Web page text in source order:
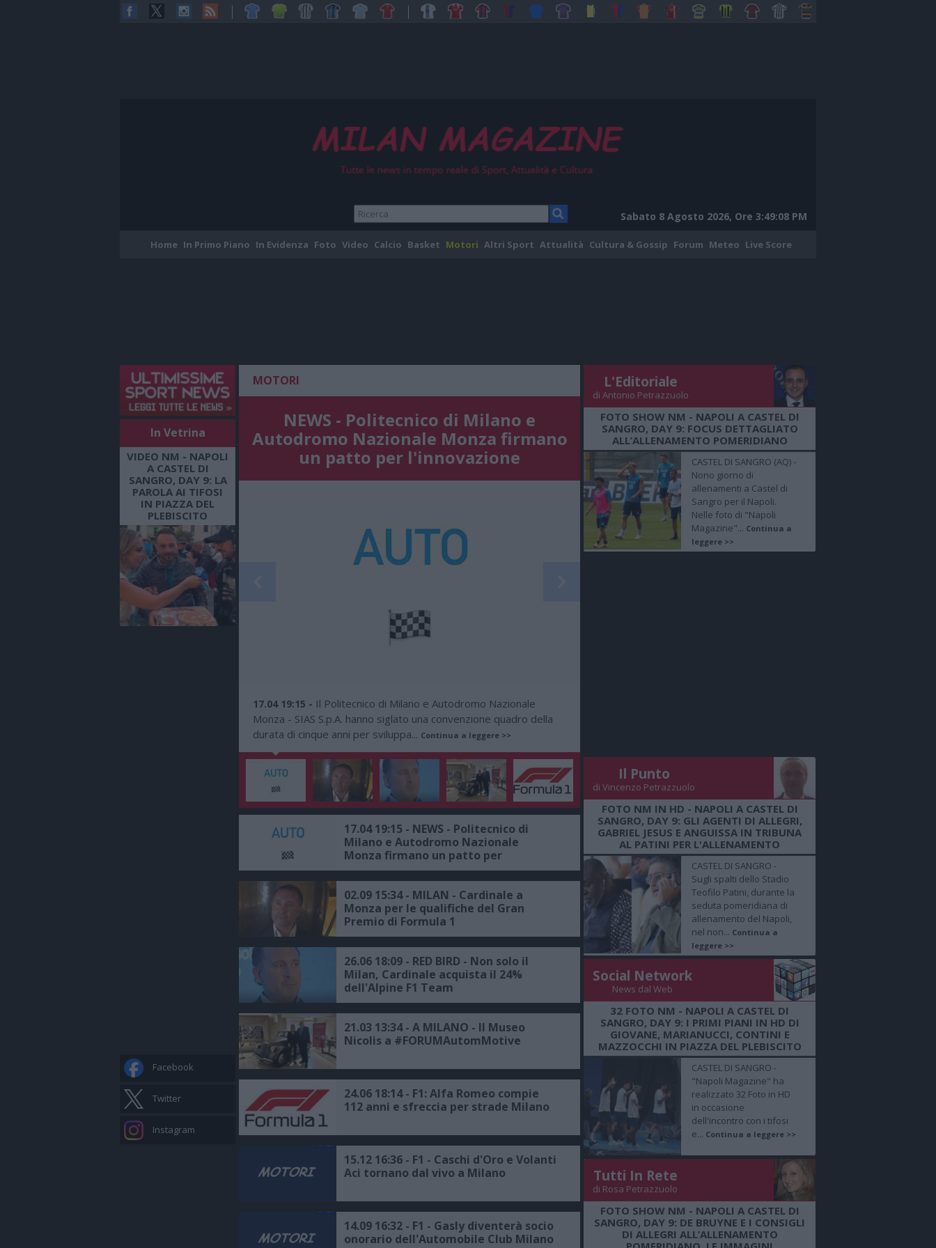
Sabato 8 Agosto 2026, Ore 3:49:09 PM
Home In Primo Piano In Evidenza Foto Video Calcio Basket Motori Altri Sport Attualità Cultura & Gossip Forum Meteo Live Score
In Vetrina
VIDEO NM - NAPOLI
A CASTEL DI
SANGRO, DAY 9: LA
PAROLA AI TIFOSI
IN PIAZZA DEL
PLEBISCITO
Facebook
Twitter
Instagram
MOTORI
NEWS - Politecnico di Milano e
Autodromo Nazionale Monza firmano
un patto per l'innovazione
17.04 19:15 - Il Politecnico di Milano e Autodromo Nazionale
Monza - SIAS S.p.A. hanno siglato una convenzione quadro della
durata di cinque anni per sviluppa... Continua a leggere >>
17.04 19:15 - NEWS - Politecnico di
Milano e Autodromo Nazionale
Monza firmano un patto per
l'innovazione
02.09 15:34 - MILAN - Cardinale a
Monza per le qualifiche del Gran
Premio di Formula 1
26.06 18:09 - RED BIRD - Non solo il
Milan, Cardinale acquista il 24%
dell'Alpine F1 Team
21.03 13:34 - A MILANO - Il Museo
Nicolis a #FORUMAutomMotive
24.06 18:14 - F1: Alfa Romeo compie
112 anni e sfreccia per strade Milano
15.12 16:36 - F1 - Caschi d'Oro e Volanti
Aci tornano dal vivo a Milano
14.09 16:32 - F1 - Gasly diventerà socio
onorario dell'Automobile Club Milano
L'Editoriale
di Antonio Petrazzuolo
FOTO SHOW NM - NAPOLI A CASTEL DI
SANGRO, DAY 9: FOCUS DETTAGLIATO
ALL’ALLENAMENTO POMERIDIANO
CASTEL DI SANGRO (AQ) -
Nono giorno di
allenamenti a Castel di
Sangro per il Napoli.
Nelle foto di "Napoli
Magazine"... Continua a
leggere >>
Il Punto
di Vincenzo Petrazzuolo
FOTO NM IN HD - NAPOLI A CASTEL DI
SANGRO, DAY 9: GLI AGENTI DI ALLEGRI,
GABRIEL JESUS E ANGUISSA IN TRIBUNA
AL PATINI PER L'ALLENAMENTO
CASTEL DI SANGRO -
Sugli spalti dello Stadio
Teofilo Patini, durante la
seduta pomeridiana di
allenamento del Napoli,
nel non... Continua a
leggere >>
Social Network
News dal Web
32 FOTO NM - NAPOLI A CASTEL DI
SANGRO, DAY 9: I PRIMI PIANI IN HD DI
GIOVANE, MARIANUCCI, CONTINI E
MAZZOCCHI IN PIAZZA DEL PLEBISCITO
CASTEL DI SANGRO -
"Napoli Magazine" ha
realizzato 32 Foto in HD
in occasione
dell'incontro con i tifosi
e... Continua a leggere >>
Tutti In Rete
di Rosa Petrazzuolo
FOTO SHOW NM - NAPOLI A CASTEL DI
SANGRO, DAY 9: DE BRUYNE E I CONSIGLI
DI ALLEGRI ALL’ALLENAMENTO